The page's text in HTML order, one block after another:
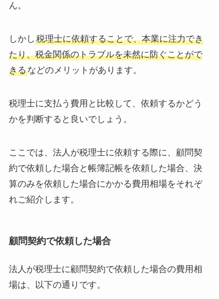
ん。
しかし 税理士に依頼することで、本業に注力でき
たり、税金関係のトラブルを未然に防ぐことがで
きるなどのメリットがあります。
税理士に支払う費用と比較して、依頼するかどう
かを判断すると良いでしょう。
ここでは、法人が税理士に依頼する際に、顧問契
約で依頼した場合と帳簿記帳を依頼した場合、決
算のみを依頼した場合にかかる費用相場をそれぞ
れご紹介します。
顧問契約で依頼した場合
法人が税理士に顧問契約で依頼した場合の費用相
場は、以下の通りです。